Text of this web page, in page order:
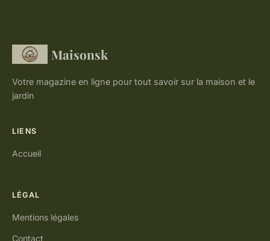
Maisonsk
Votre magazine en ligne pour tout savoir sur la maison et le
jardin
LIENS
Accueil
LÉGAL
Mentions légales
Contact